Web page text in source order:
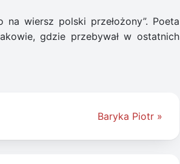
wiersz polski przełożony”. Poeta
gdzie przebywał w ostatnich
Baryka Piotr »